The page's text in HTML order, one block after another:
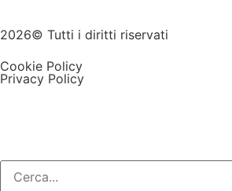
2026© Tutti i diritti riservati
Cookie Policy
Privacy Policy